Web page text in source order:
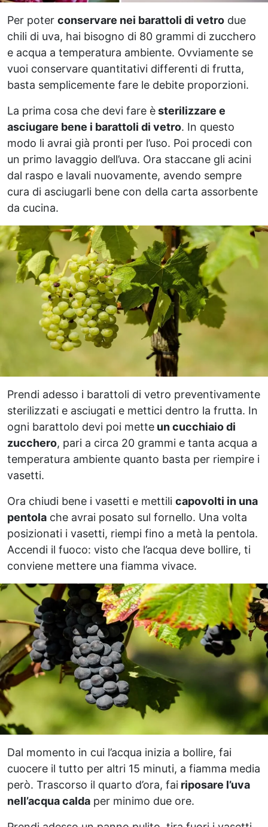
Per poter conservare nei barattoli di vetro due
chili di uva, hai bisogno di 80 grammi di zucchero
e acqua a temperatura ambiente. Ovviamente se
vuoi conservare quantitativi differenti di frutta,
basta semplicemente fare le debite proporzioni.
La prima cosa che devi fare èsterilizzare e
asciugare bene i barattoli di vetro. In questo
modo li avrai già pronti per l’uso. Poi procedi con
un primo lavaggio dell’uva. Ora staccane gli acini
dal raspo e lavali nuovamente, avendo sempre
cura di asciugarli bene con della carta assorbente
da cucina.
Prendi adesso i barattoli di vetro preventivamente
sterilizzati e asciugati e mettici dentro la frutta. In
ogni barattolo devi poi mette un cucchiaio di
zucchero, pari a circa 20 grammi e tanta acqua a
temperatura ambiente quanto basta per riempire i
vasetti.
Ora chiudi bene i vasetti e mettili capovolti in una
pentola che avrai posato sul fornello. Una volta
posizionati i vasetti, riempi fino a metà la pentola.
Accendi il fuoco: visto che l’acqua deve bollire, ti
conviene mettere una fiamma vivace.
Dal momento in cui l’acqua inizia a bollire, fai
cuocere il tutto per altri 15 minuti, a fiamma media
però. Trascorso il quarto d’ora, fai riposare l’uva
nell’acqua calda per minimo due ore.